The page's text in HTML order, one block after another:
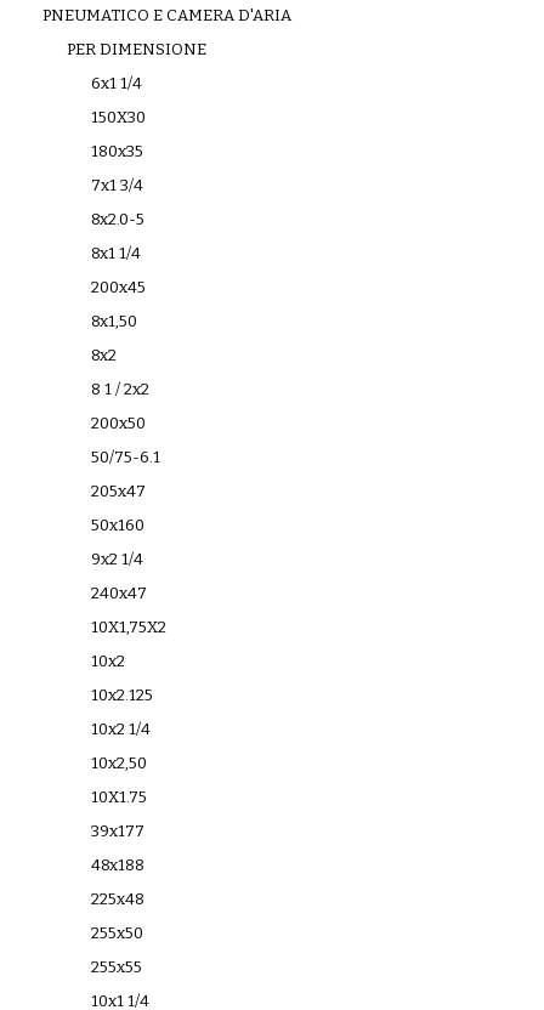
PNEUMATICO E CAMERA D'ARIA
PER DIMENSIONE
6x1 1/4
150X30
180x35
7x1 3/4
8x2.0-5
8x1 1/4
200x45
8x1,50
8x2
8 1 / 2x2
200x50
50/75-6.1
205x47
50x160
9x2 1/4
240x47
10X1,75X2
10x2
10x2.125
10x2 1/4
10x2,50
10X1.75
39x177
48x188
225x48
255x50
255x55
10x1 1/4